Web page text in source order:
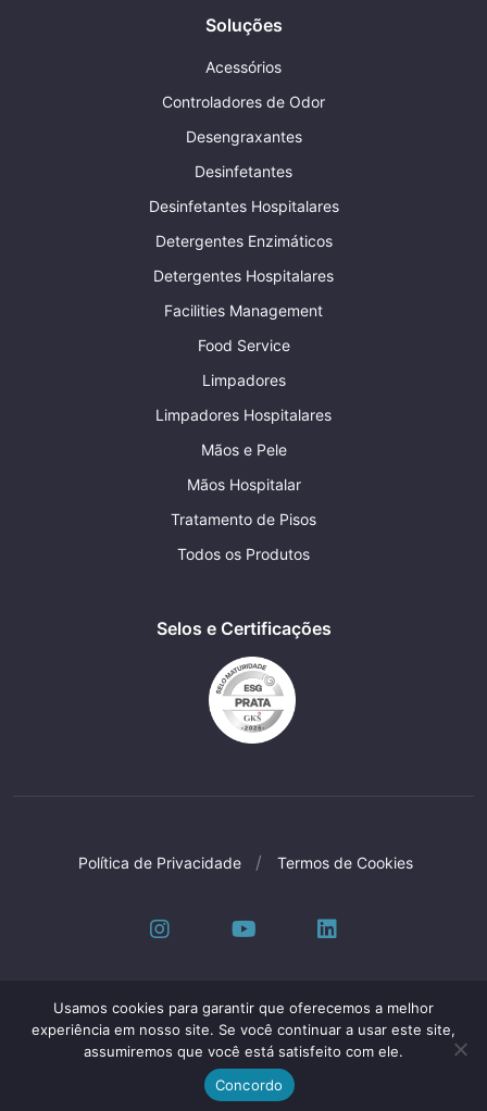
Soluções
Acessórios
Controladores de Odor
Desengraxantes
Desinfetantes
Desinfetantes Hospitalares
Detergentes Enzimáticos
Detergentes Hospitalares
Facilities Management
Food Service
Limpadores
Limpadores Hospitalares
Mãos e Pele
Mãos Hospitalar
Tratamento de Pisos
Todos os Produtos
Selos e Certificações
Política de Privacidade Termos de Cookies
Oleak Industria E Comercio LTDA © Todos os
direitos reservados | CNPJ: 61.153.250/0001-56
Desenvolvido porElo Criativo
Usamos cookies para garantir que oferecemos a melhor
experiência em nosso site. Se você continuar a usar este site,
assumiremos que você está satisfeito com ele.
Concordo